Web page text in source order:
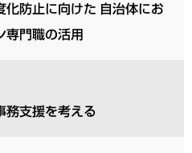
化防止に向けた 自治体にお
専門職の活用
務支援を考える